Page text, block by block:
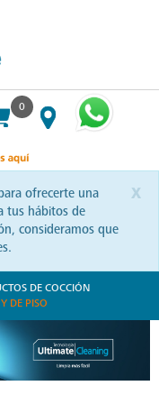
0
x
ofrecerte una
tus hábitos de
consideramos que
DE COCCIÓN
DE PISO